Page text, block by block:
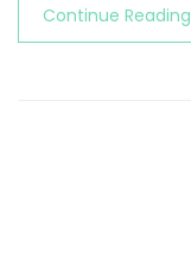
Continue Reading